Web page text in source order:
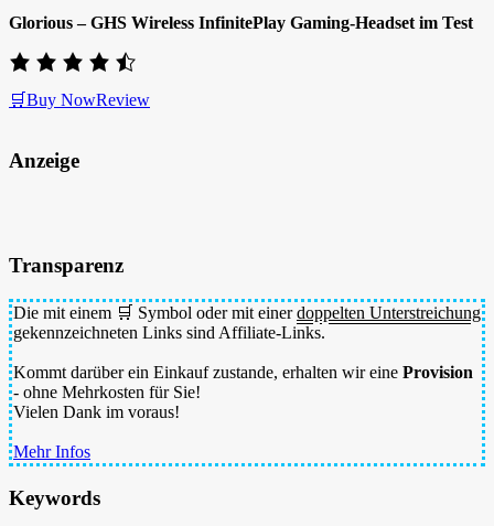
Glorious – GHS Wireless InfinitePlay Gaming-Headset im Test
🛒Buy NowReview
Anzeige
Transparenz
Die mit einem 🛒 Symbol oder mit einerdoppelten Unterstreichung
gekennzeichneten Links sind Affiliate-Links.
Kommt darüber ein Einkauf zustande, erhalten wir eine Provision
- ohne Mehrkosten für Sie!
Vielen Dank im voraus!
Mehr Infos
Keywords